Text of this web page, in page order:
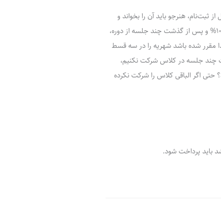
و
ش
ه
هنرجو باید آن را بخواند و
امضا کند که یکی از مواد این فرم‌ها این است که مثلاً در صورت انصراف قبل از شروع دوره 10% و پس از گذشت چند جلسه از دوره،
مقرر شده باشد شهریه را در سه قسط
چند جلسه در کلاس شرکت نکنیم،
اگر الباقی کلاس را شرکت نکرده